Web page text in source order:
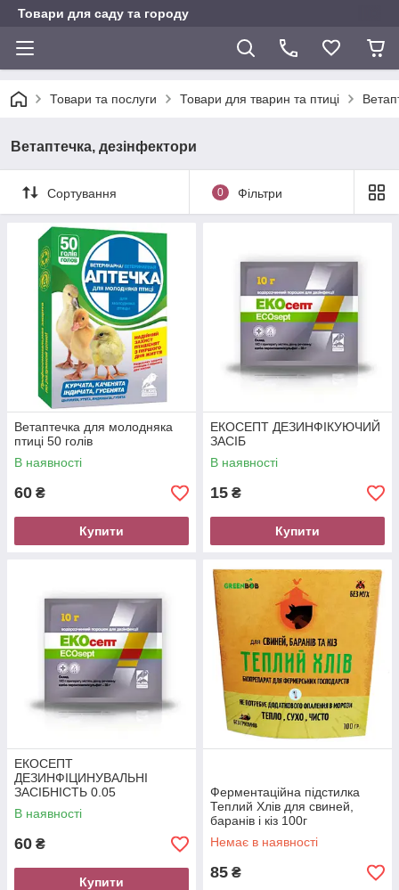
Товари для саду та городу
Товари та послуги Товари для тварин та птиці
Ветаптечка, дезінфектори
Сортування 0 Фільтри
Ветаптечка для молодняка
птиці 50 голів
В наявності
60 ₴
Купити
ЕКОСЕПТ ДЕЗИНФІКУЮЧИЙ
ЗАСІБ
В наявності
15 ₴
Купити
ЕКОСЕПТ
ДЕЗИНФІЦИНУВАЛЬНІ
ЗАСІБНІСТЬ 0.05
В наявності
60 ₴
Купити
Ферментаційна підстилка
Теплий Хлів для свиней,
баранів і кіз 100г
Немає в наявності
85 ₴